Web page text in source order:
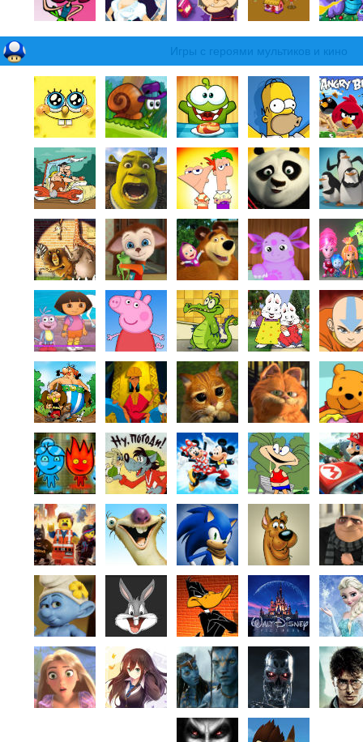
Игры с героями мультиков и кино